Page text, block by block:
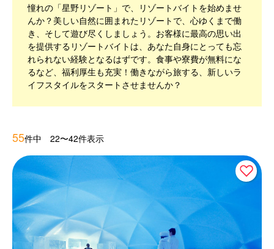
憧れの「星野リゾート」で、リゾートバイトを始めませ
んか？美しい自然に囲まれたリゾートで、心ゆくまで働
き、そして遊び尽くしましょう。お客様に最高の思い出
を提供するリゾートバイトは、あなた自身にとっても忘
れられない経験となるはずです。食事や寮費が無料にな
るなど、福利厚生も充実！働きながら旅する、新しいラ
イフスタイルをスタートさせませんか？
55件中 22〜42件表示